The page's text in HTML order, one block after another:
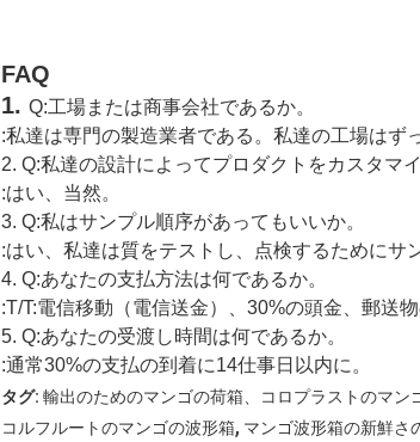
FAQ
1. Q:工場または商事会社であるか。
:私達は専門の製造業者である。私達の工場はず
2. Q:私達の設計によってプロダクトをカスタマ
:はい、当然。
3. Q:私はサンプル順序があってもいいか。
:はい、私達は質をテストし、点検するためにサ
4. Q:あなたの支払方法は何であるか。
:T/T:電信移動（電信送金）、30%の頭金、郵送物
5. Q:あなたの受渡し時間は何であるか。
:通常30%の支払の到着に14仕事日以内に。
タグ: 輸出のためのマンゴの荷箱、コロプラストのマン
コルフルートのマンゴの波形箱, マンゴ波形箱の新鮮さ